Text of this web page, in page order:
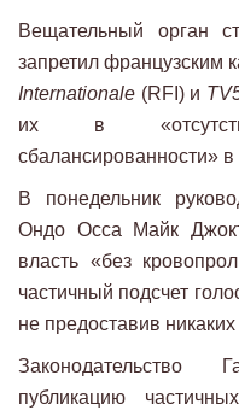
Вещательный орган
запретил французским
Internationale (RFI) и
их в
сбалансированности»
В понедельник
Ондо Осса Майк
власть «без
частичный подсчет
не предоставив никаких
публикацию